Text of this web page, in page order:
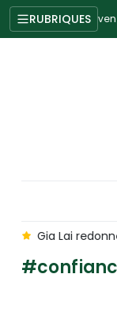
RUBRIQUES
Gia Lai